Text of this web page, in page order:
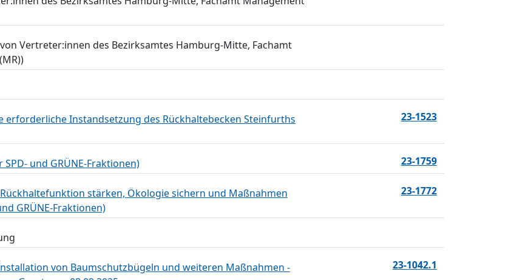
Vertreter:innen des Bezirksamtes Hamburg-Mitte, Fachamt
Instandsetzung des Rückhaltebecken Steinfurths
23-1523
und GRÜNE-Fraktionen) 23-1759
stärken, Ökologie sichern und Maßnahmen
GRÜNE-Fraktionen)
23-1772
von Baumschutzbügeln und weiteren Maßnahmen -
23-1042.1